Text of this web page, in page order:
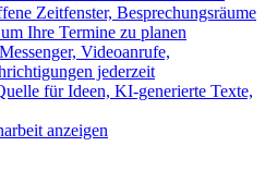
Zeitfenster, Besprechungsräume
Ihre Termine zu planen
Videoanrufe,
jederzeit
für Ideen, KI-generierte Texte,
anzeigen